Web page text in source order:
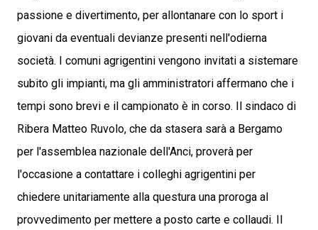
passione e divertimento, per allontanare con lo sport i
giovani da eventuali devianze presenti nell'odierna
società. I comuni agrigentini vengono invitati a sistemare
subito gli impianti, ma gli amministratori affermano che i
tempi sono brevi e il campionato è in corso. Il sindaco di
Ribera Matteo Ruvolo, che da stasera sarà a Bergamo
per l'assemblea nazionale dell'Anci, proverà per
l'occasione a contattare i colleghi agrigentini per
chiedere unitariamente alla questura una proroga al
provvedimento per mettere a posto carte e collaudi. Il